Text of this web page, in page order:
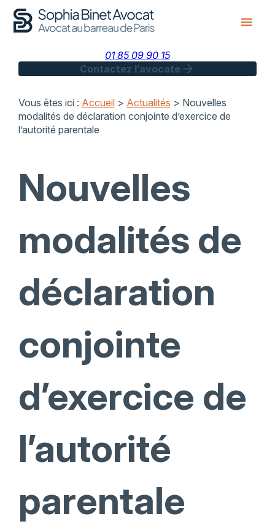
menu
01 85 09 90 15
Contactez l’avocate arrow_forward
Vous êtes ici : Accueil> Actualités > Nouvelles
modalités de déclaration conjointe d’exercice de
l’autorité parentale
Nouvelles
modalités de
déclaration
conjointe
d’exercice de
l’autorité
parentale
Panneau de gestion des cookies